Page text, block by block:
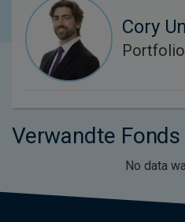
Cory
Verwandte Fonds
No data